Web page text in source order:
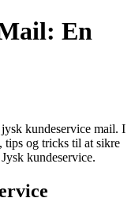
En
kundeservice mail. I
tips og tricks til at sikre
kundeservice.